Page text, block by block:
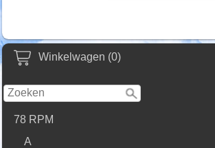
Winkelwagen (0)
78 RPM
A